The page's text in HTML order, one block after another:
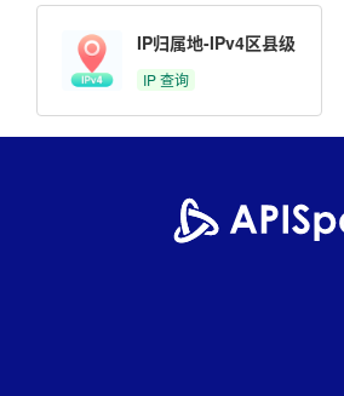
IP归属地-IPv4区县级
IP 查询